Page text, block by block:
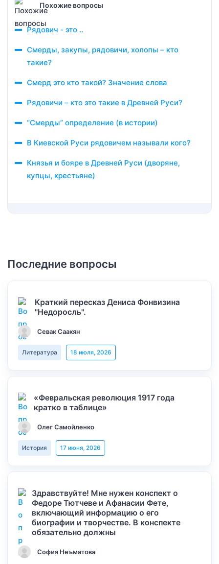
Похожие вопросы
Рядович - это ..
Смерды, закупы, рядовичи, холопы – кто
такие?
Смерд это кто такой? Значение слова
Рядовичи – кто это такие в Древней Руси?
“Смерды” определение (в истории)
В Киевской Руси рядовичем называли кого?
Князья и бояре в Древней Руси (дворяне,
купцы, крестьяне)
Последние вопросы
Краткий пересказ Дениса Фонвизина
"Недоросль".
Севак Саакян
Литература 18 июля, 2026
«Февральская революция 1917 года
кратко в таблице»
Олег Самойленко
История 17 июня, 2026
Здравствуйте! Мне нужен конспект о
Федоре Тютчеве и Афанасии Фете,
включающий информацию о его
биографии и творчестве. В конспекте
обязательно должны
София Неъматова